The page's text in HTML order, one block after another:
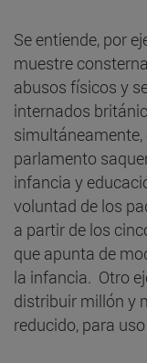
Se entiende, por
muestre
abusos físicos y
internados
parlamento
infancia y
voluntad de los
a partir de los
que apunta de
la infancia. Otro
distribuir millón y
reducido, para